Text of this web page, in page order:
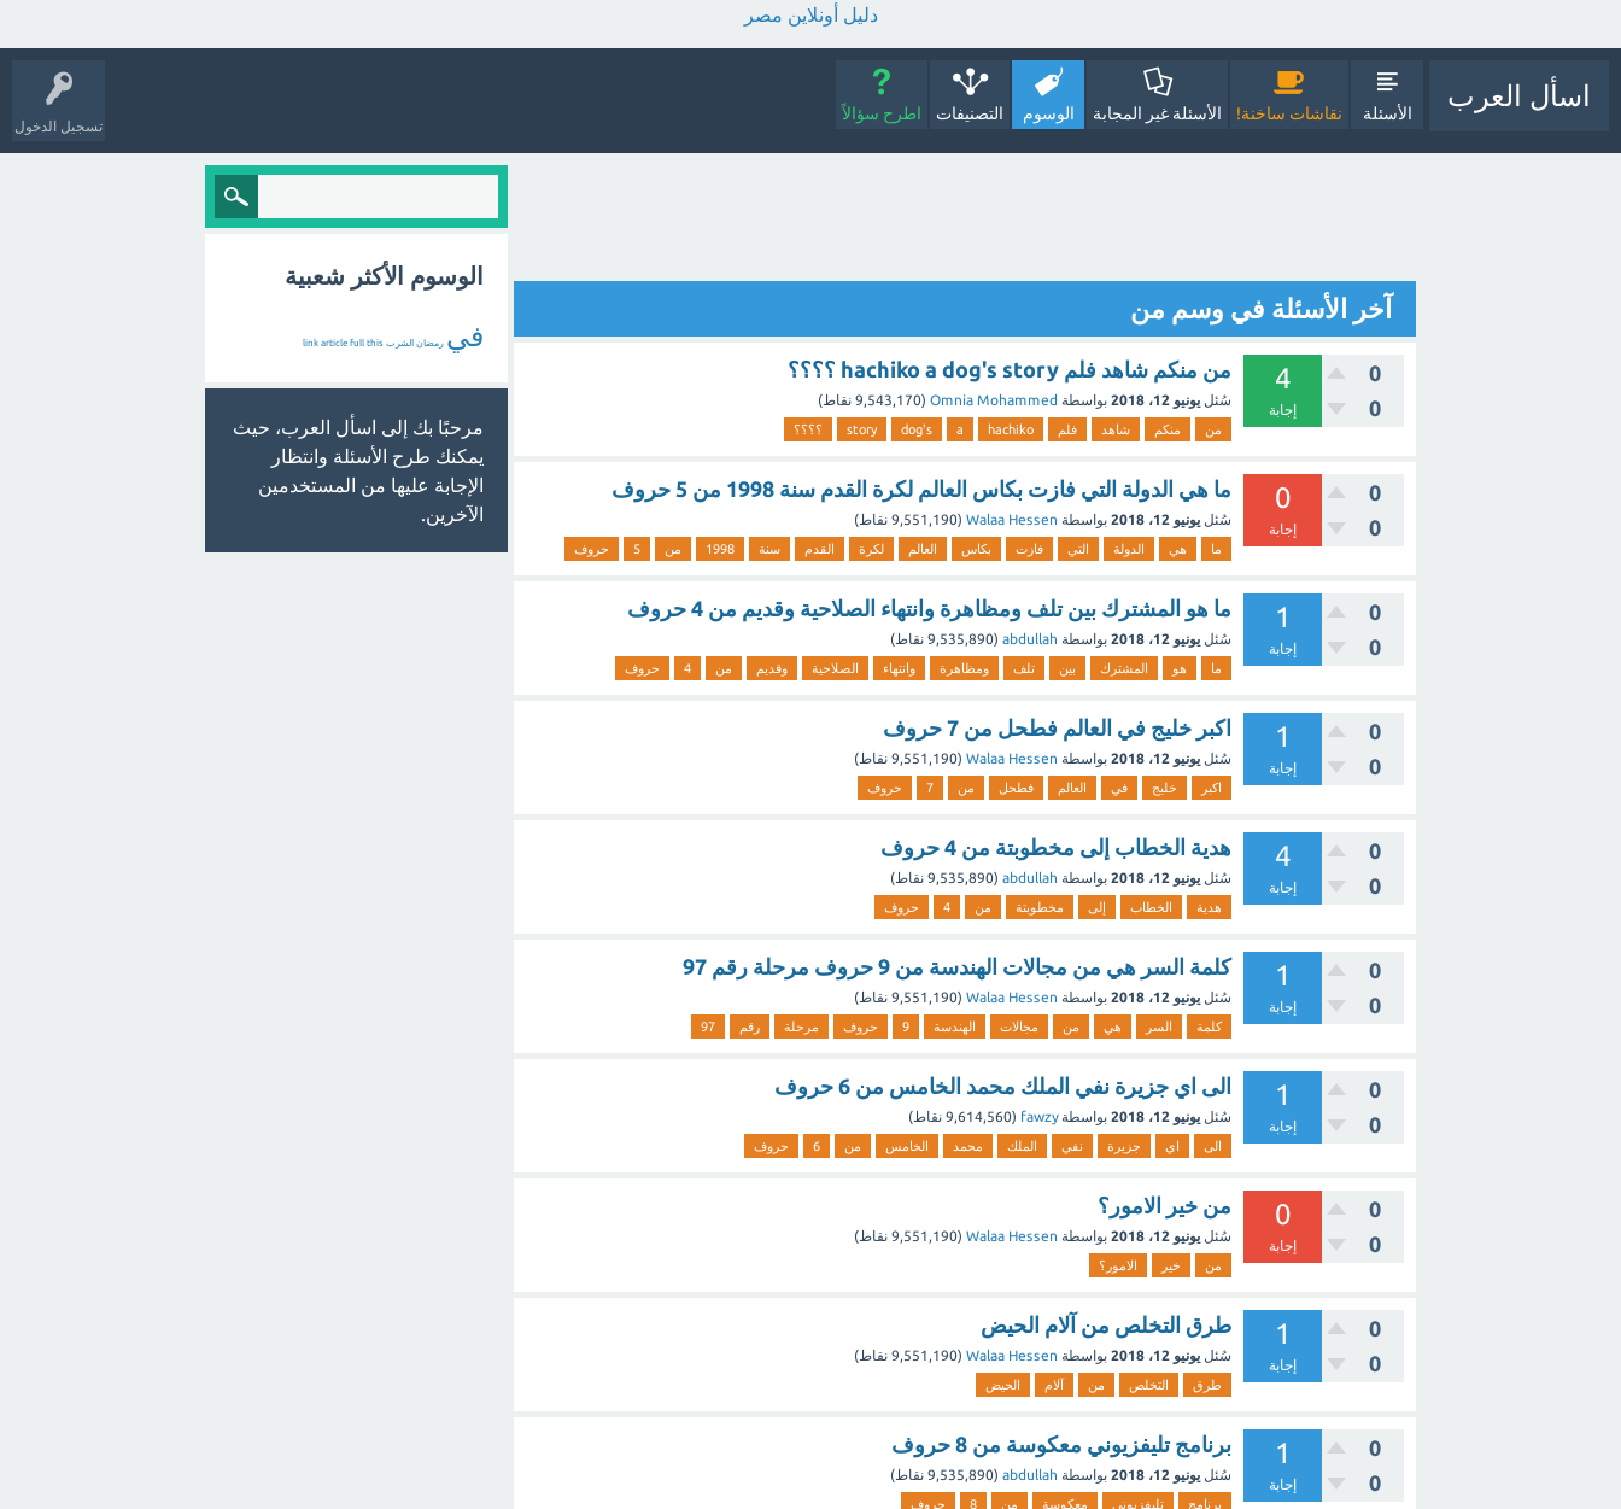
دليل أونلاين مصر
تسجيل الدخول
اسأل العرب
الأسئلة نقاشات ساخنة! الأسئلة غير المجابة الوسوم التصنيفات اطرح سؤالاً
آخر الأسئلة في وسم من
0
0
4
إجابة
من منكم شاهد فلم hachiko a dog's story ؟؟؟؟
سُئل يونيو 12، 2018 بواسطة Omnia Mohammed
(
9,543,170 نقاط)
من منكم شاهد فلم hachiko
a
dog's
story ؟؟؟؟
0
0
0
إجابة
ما هي الدولة التي فازت بكاس العالم لكرة القدم سنة 1998 من 5 حروف
سُئل يونيو 12، 2018 بواسطة Walaa Hessen
(
9,551,190 نقاط)
ما هي الدولة التي فازت بكاس العالم لكرة القدم سنة 1998 من 5 حروف
0
0
1
إجابة
ما هو المشترك بين تلف ومظاهرة وانتهاء الصلاحية وقديم من 4 حروف
سُئل يونيو 12، 2018 بواسطة abdullah
(
9,535,890 نقاط)
ما هو المشترك بين تلف ومظاهرة وانتهاء الصلاحية وقديم من 4 حروف
0
0
1
إجابة
اكبر خليج في العالم فطحل من 7 حروف
سُئل يونيو 12، 2018 بواسطة Walaa Hessen
(
9,551,190 نقاط)
اكبر خليج في العالم فطحل من 7 حروف
0
0
4
إجابة
هدية الخطاب إلى مخطوبتة من 4 حروف
سُئل يونيو 12، 2018 بواسطة abdullah
(
9,535,890 نقاط)
هدية الخطاب إلى مخطوبتة من 4 حروف
0
0
1
إجابة
كلمة السر هي من مجالات الهندسة من 9 حروف مرحلة رقم 97
سُئل يونيو 12، 2018 بواسطة Walaa Hessen
(
9,551,190 نقاط)
كلمة السر هي من مجالات الهندسة 9 حروف مرحلة رقم 97
0
0
1
إجابة
الى اي جزيرة نفي الملك محمد الخامس من 6 حروف
سُئل يونيو 12، 2018 بواسطةfawzy
(
9,614,560 نقاط)
الى اي جزيرة نفي الملك محمد الخامس من 6 حروف
0
0
0
إجابة
من خير الامور؟
سُئل يونيو 12، 2018 بواسطة Walaa Hessen
(
9,551,190 نقاط)
من خير الامور؟
0
0
1
إجابة
طرق التخلص من آلام الحيض
سُئل يونيو 12، 2018 بواسطة Walaa Hessen
(
9,551,190 نقاط)
طرق التخلص من آلام الحيض
0
0
1
إجابة
برنامج تليفزيوني معكوسة من 8 حروف
سُئل يونيو 12، 2018 بواسطة abdullah
(
9,535,890 نقاط)
برنامج تليفزيوني معكوسة من 8 حروف
الوسوم الأكثر شعبية
في رمضان الشرب link article full this
مرحبًا بك إلى اسأل العرب، حيث
يمكنك طرح الأسئلة وانتظار
الإجابة عليها من المستخدمين
الآخرين.